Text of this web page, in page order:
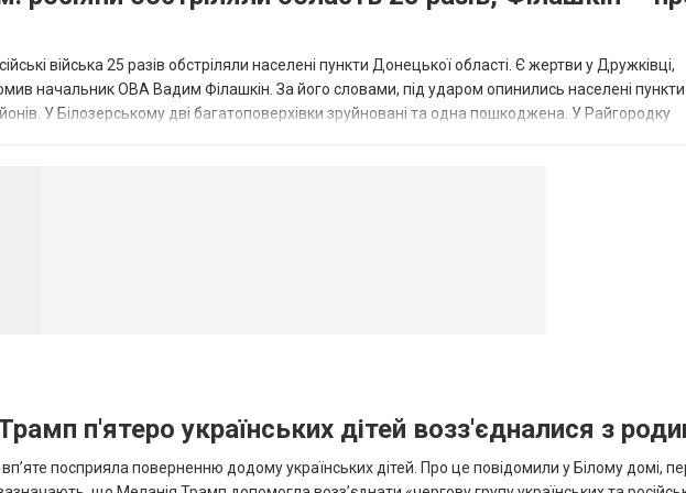
війська 25 разів обстріляли населені пункти Донецької області. Є жертви у Дружківці,
начальник ОВА Вадим Філашкін. За його словами, під ударом опинились населені пункти
У Білозерському дві багатоповерхівки зруйновані та одна пошкоджена. У Райгородку
п'ятеро українських дітей возз'єдналися з
посприяла поверненню додому українських дітей. Про це повідомили у Білому домі,